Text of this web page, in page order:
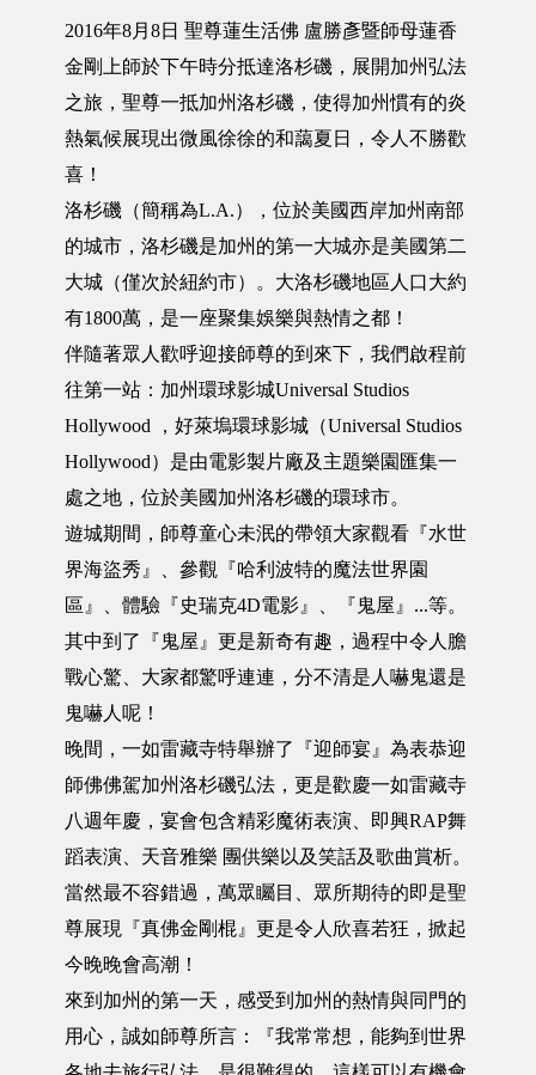
2016年8月8日 聖尊蓮生活佛 盧勝彥暨師母蓮香
金剛上師於下午時分抵達洛杉磯，展開加州弘法
之旅，聖尊一抵加州洛杉磯，使得加州慣有的炎
熱氣候展現出微風徐徐的和藹夏日，令人不勝歡
喜！
洛杉磯（簡稱為L.A.），位於美國西岸加州南部
的城市，洛杉磯是加州的第一大城亦是美國第二
大城（僅次於紐約市）。大洛杉磯地區人口大約
有1800萬，是一座聚集娛樂與熱情之都！
伴隨著眾人歡呼迎接師尊的到來下，我們啟程前
往第一站：加州環球影城Universal Studios
Hollywood ，好萊塢環球影城（Universal Studios
Hollywood）是由電影製片廠及主題樂園匯集一
處之地，位於美國加州洛杉磯的環球市。
遊城期間，師尊童心未泯的帶領大家觀看『水世
界海盜秀』、參觀『哈利波特的魔法世界園
區』、體驗『史瑞克4D電影』、『鬼屋』...等。
其中到了『鬼屋』更是新奇有趣，過程中令人膽
戰心驚、大家都驚呼連連，分不清是人嚇鬼還是
鬼嚇人呢！
晚間，一如雷藏寺特舉辦了『迎師宴』為表恭迎
師佛佛駕加州洛杉磯弘法，更是歡慶一如雷藏寺
八週年慶，宴會包含精彩魔術表演、即興RAP舞
蹈表演、天音雅樂 團供樂以及笑話及歌曲賞析。
當然最不容錯過，萬眾矚目、眾所期待的即是聖
尊展現『真佛金剛棍』更是令人欣喜若狂，掀起
今晚晚會高潮！
來到加州的第一天，感受到加州的熱情與同門的
用心，誠如師尊所言：『我常常想，能夠到世界